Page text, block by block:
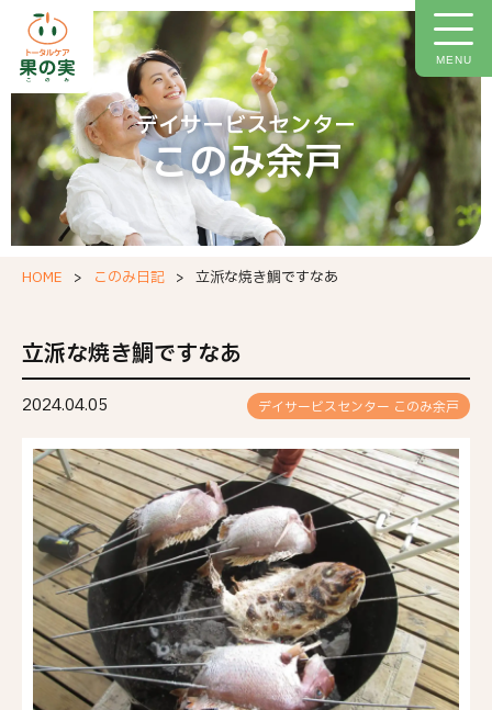
MENU
トップページ
施設について
施設概要
ご利用料金
イベント情報
今月の献立
このみ日記
お問い合わせフォーム
職場環境等要件の実施報告
デイサービスセンター
このみ余戸
HOME このみ日記 立派な焼き鯛ですなあ
立派な焼き鯛ですなあ
2024.04.05 デイサービスセンター このみ余戸